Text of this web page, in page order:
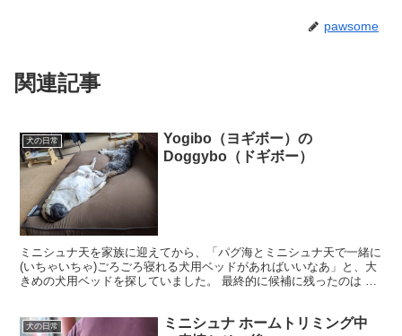
pawsome
関連記事
犬の日常
Yogibo（ヨギボー）の
Doggybo（ドギボー）
ミニシュナ天を家族に迎えてから、「パグ海とミニシュナ天で一緒に
(いちゃいちゃ)ごろごろ寝れる犬用ベッドがあればいいなあ」と、大
きめの犬用ベッドを探していました。 最終的に候補に残ったのは 2
犬の日常
ミニシュナ ホームトリミング中